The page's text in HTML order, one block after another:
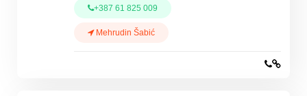
+387 61 825 009
Mehrudin Šabić